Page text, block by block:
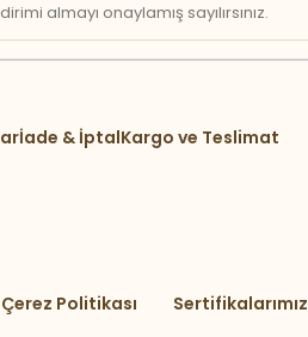
almayı onaylamış sayılırsınız.
İade & İptalKargo ve Teslimat
Çerez Politikası Sertifikalarımız